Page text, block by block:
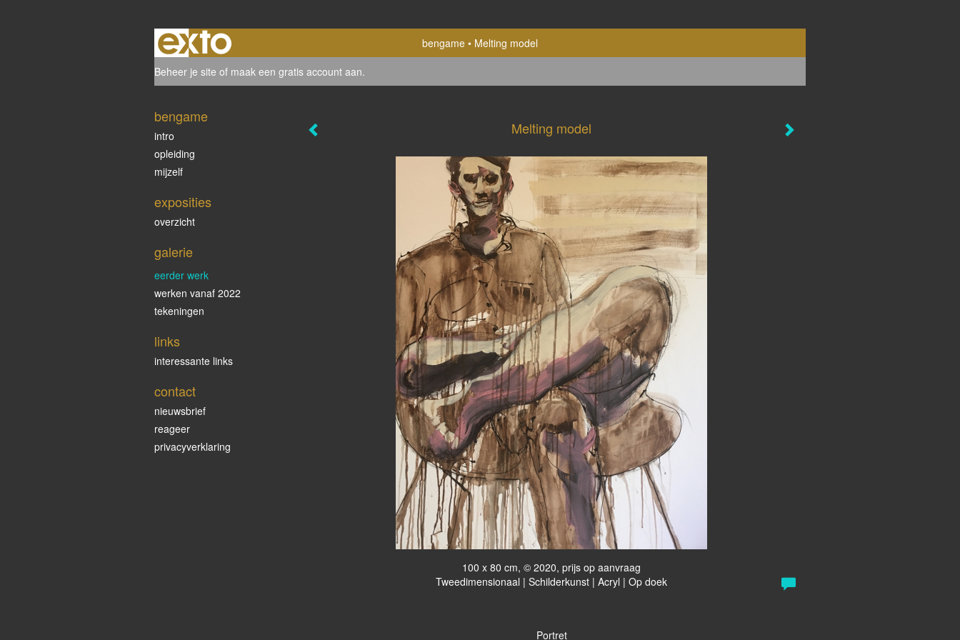
bengame
Melting model
Beheer je site of maak een gratis account aan.
Melting model
100 x 80 cm, © 2020, prijs op aanvraag
Tweedimensionaal | Schilderkunst | Acryl | Op doek
Portret
bengame
intro
opleiding
mijzelf
exposities
overzicht
galerie
eerder werk
werken vanaf 2022
tekeningen
links
interessante links
contact
nieuwsbrief
reageer
privacyverklaring